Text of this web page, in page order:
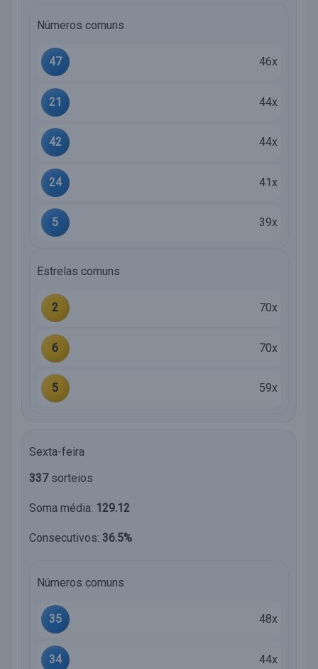
Números comuns
47 46x
21 44x
42 44x
24 41x
5 39x
Estrelas comuns
2 70x
6 70x
5 59x
Sexta-feira
337sorteios
Soma média: 129.12
Consecutivos: 36.5%
Números comuns
35 48x
34 44x